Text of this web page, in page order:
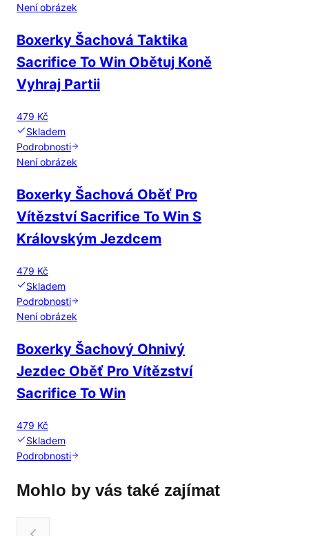
Není obrázek
Boxerky Šachová Taktika
Sacrifice To Win Obětuj Koně
Vyhraj Partii
479 Kč
Skladem
Podrobnosti
Není obrázek
Boxerky Šachová Oběť Pro
Vítězství Sacrifice To Win S
Královským Jezdcem
479 Kč
Skladem
Podrobnosti
Není obrázek
Boxerky Šachový Ohnivý
Jezdec Oběť Pro Vítězství
Sacrifice To Win
479 Kč
Skladem
Podrobnosti
Mohlo by vás také zajímat